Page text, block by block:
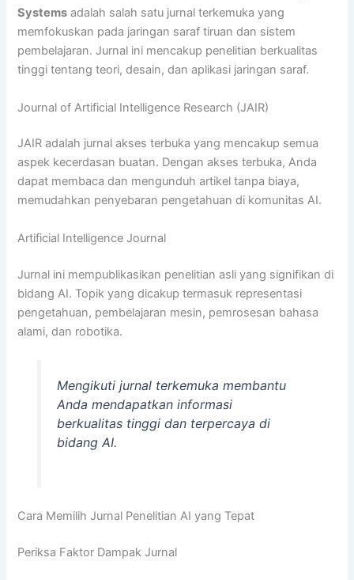
Systems adalah salah satu jurnal terkemuka yang
memfokuskan pada jaringan saraf tiruan dan sistem
pembelajaran. Jurnal ini mencakup penelitian berkualitas
tinggi tentang teori, desain, dan aplikasi jaringan saraf.
Journal of Artificial Intelligence Research (JAIR)
JAIR adalah jurnal akses terbuka yang mencakup semua
aspek kecerdasan buatan. Dengan akses terbuka, Anda
dapat membaca dan mengunduh artikel tanpa biaya,
memudahkan penyebaran pengetahuan di komunitas AI.
Artificial Intelligence Journal
Jurnal ini mempublikasikan penelitian asli yang signifikan di
bidang AI. Topik yang dicakup termasuk representasi
pengetahuan, pembelajaran mesin, pemrosesan bahasa
alami, dan robotika.
Mengikuti jurnal terkemuka membantu
Anda mendapatkan informasi
berkualitas tinggi dan terpercaya di
bidang AI.
Cara Memilih Jurnal Penelitian AI yang Tepat
Periksa Faktor Dampak Jurnal